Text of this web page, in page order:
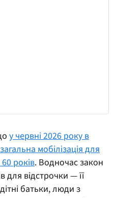
у червні 2026 року в
мобілізація для
років. Водночас закон
для відстрочки — її
батьки, люди з